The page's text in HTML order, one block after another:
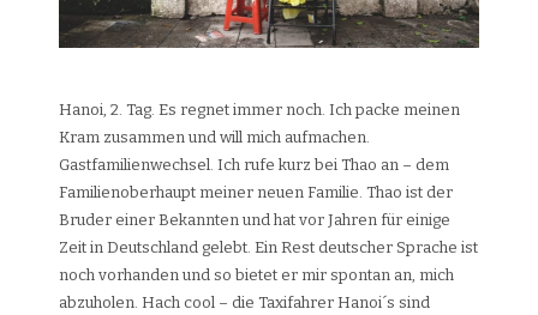
Hanoi, 2. Tag. Es regnet immer noch. Ich packe meinen
Kram zusammen und will mich aufmachen.
Gastfamilienwechsel. Ich rufe kurz bei Thao an – dem
Familienoberhaupt meiner neuen Familie. Thao ist der
Bruder einer Bekannten und hat vor Jahren für einige
Zeit in Deutschland gelebt. Ein Rest deutscher Sprache ist
noch vorhanden und so bietet er mir spontan an, mich
abzuholen. Hach cool – die Taxifahrer Hanoi´s sind